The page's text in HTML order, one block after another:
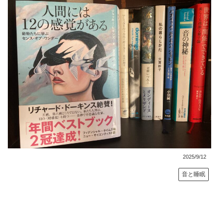
2025/9/12
音と睡眠